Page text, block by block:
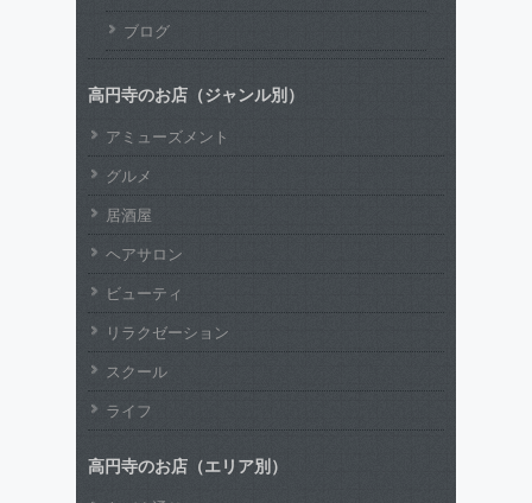
ブログ
高円寺のお店（ジャンル別）
アミューズメント
グルメ
居酒屋
ヘアサロン
ビューティ
リラクゼーション
スクール
ライフ
高円寺のお店（エリア別）